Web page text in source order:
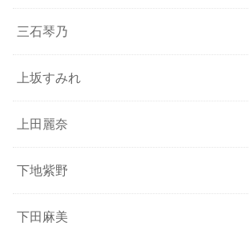
三石琴乃
上坂すみれ
上田麗奈
下地紫野
下田麻美